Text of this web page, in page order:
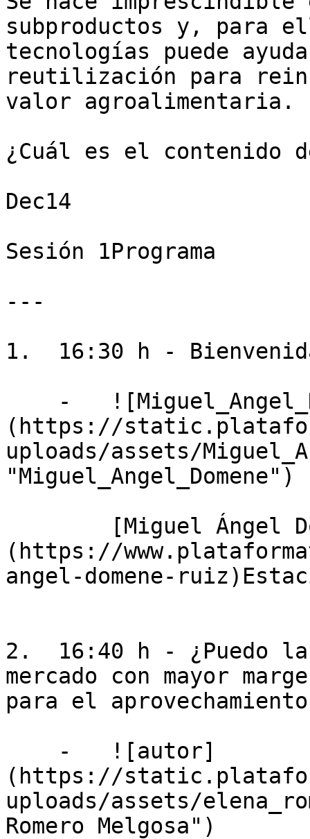
subproductos y, para
tecnologías puede
reutilización para
valor agroalimentaria.
¿Cuál es el contenido
Dec14
Sesión 1Programa
---
1.  16:30 h -
(https://
uploads/assets/
"Miguel_Angel_Domene")
(https://
angel-domene-
2.  16:40 h - ¿Puedo
mercado con mayor
para el
(https://
uploads/assets/
Romero Melgosa")